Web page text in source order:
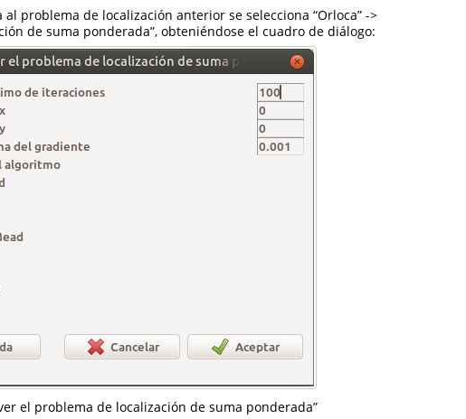
problema de localización anterior se selecciona “Orloca” ->
de suma ponderada”, obteniéndose el cuadro de diálogo:
el problema de localización de suma ponderada”